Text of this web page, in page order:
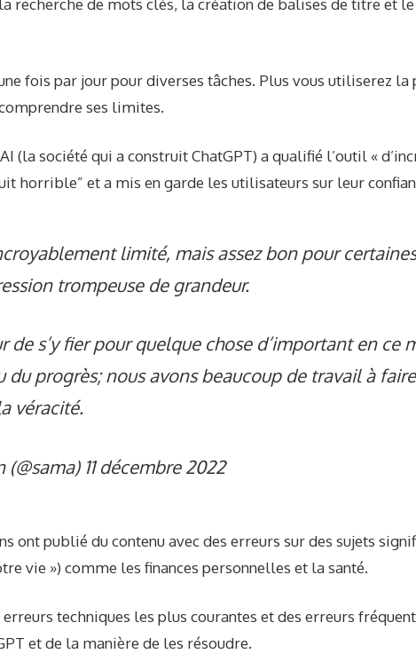
recherche de mots clés, la création de balises de titre et
fois par jour pour diverses tâches. Plus vous utiliserez
ses limites.
(la société qui a construit ChatGPT) a qualifié l’outil «
horrible” et a mis en garde les utilisateurs sur leur
limité, mais assez bon pour
trompeuse de grandeur.
de s’y fier pour quelque chose d’important en ce
du progrès; nous avons beaucoup de travail à
véracité.
11 décembre 2022
ont publié du contenu avec des erreurs sur des sujets
vie ») comme les finances personnelles et la santé.
techniques les plus courantes et des erreurs
et de la manière de les résoudre.